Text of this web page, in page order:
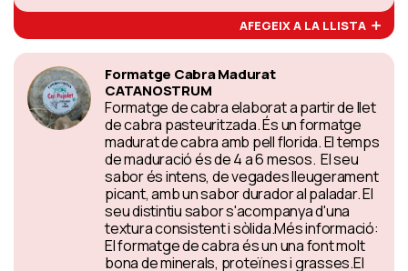
AFEGEIX A LA LLISTA
Formatge Cabra Madurat
CATANOSTRUM
Formatge de cabra elaborat a partir de llet
de cabra pasteuritzada. És un formatge
madurat de cabra amb pell florida. El temps
de maduració és de 4 a 6 mesos. El seu
sabor és intens, de vegades lleugerament
picant, amb un sabor durador al paladar. El
seu distintiu sabor s'acompanya d'una
textura consistent i sòlida.Més informació:
El formatge de cabra és un una font molt
bona de minerals, proteïnes i grasses.El